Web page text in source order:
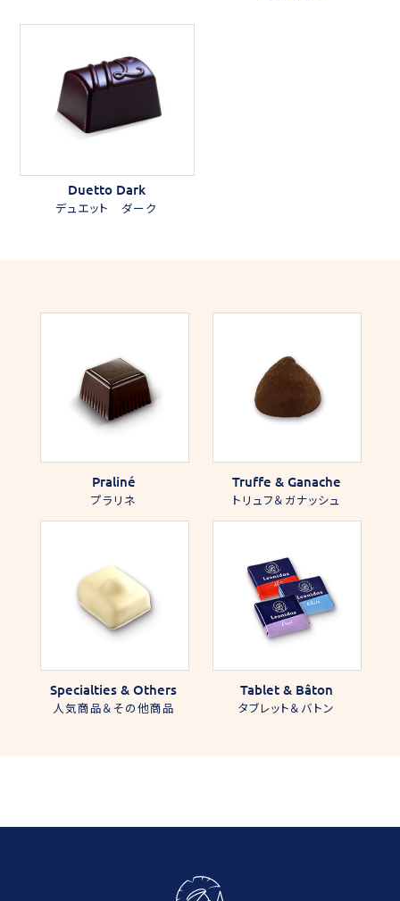
Duetto Dark
デュエット ダーク
Praliné
プラリネ
Truffe & Ganache
トリュフ＆ガナッシュ
Specialties & Others
人気商品＆その他商品
Tablet & Bâton
タブレット＆バトン